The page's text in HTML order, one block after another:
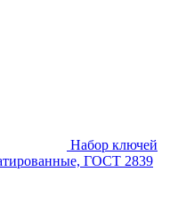
Набор ключей
ГОСТ 2839